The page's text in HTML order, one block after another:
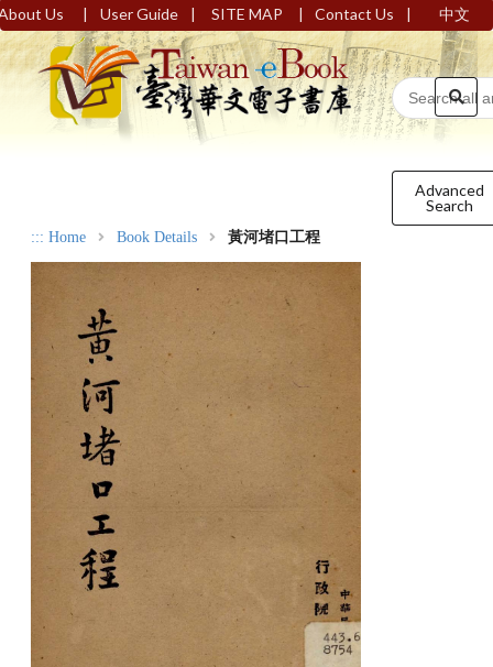
Us | User Guide | SITE MAP | Contact Us | 中文
Advanced
Search
::: Home Book Details 黃河堵口工程